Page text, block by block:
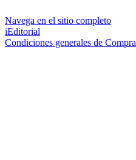
Navega en el sitio completo
iEditorial
Condiciones generales de Compra